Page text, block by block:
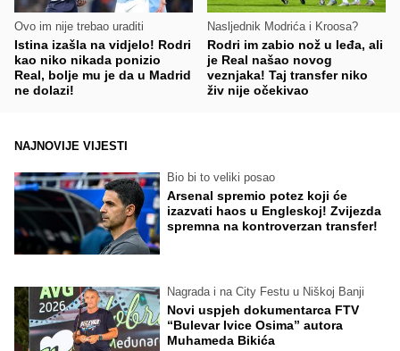
Ovo im nije trebao uraditi
Istina izašla na vidjelo! Rodri
kao niko nikada ponizio
Real, bolje mu je da u Madrid
ne dolazi!
Nasljednik Modrića i Kroosa?
Rodri im zabio nož u leđa, ali
je Real našao novog
veznjaka! Taj transfer niko
živ nije očekivao
NAJNOVIJE VIJESTI
Bio bi to veliki posao
Arsenal spremio potez koji će
izazvati haos u Engleskoj! Zvijezda
spremna na kontroverzan transfer!
Nagrada i na City Festu u Niškoj Banji
Novi uspjeh dokumentarca FTV
“Bulevar Ivice Osima” autora
Muhameda Bikića